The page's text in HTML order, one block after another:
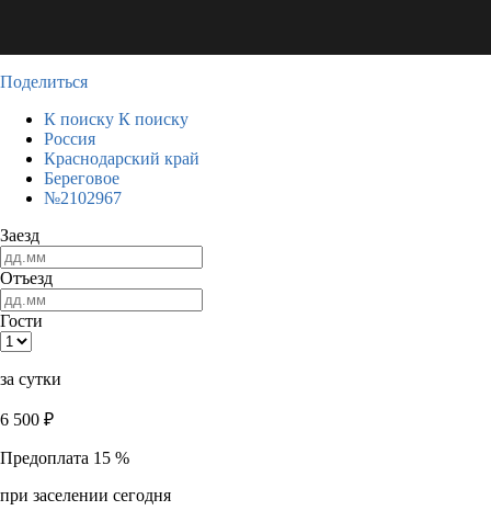
Поделиться
К поиску К поиску
Россия
Краснодарский край
Береговое
№2102967
Заезд
Отъезд
Гости
за сутки
6 500 ₽
Предоплата 15 %
при заселении сегодня